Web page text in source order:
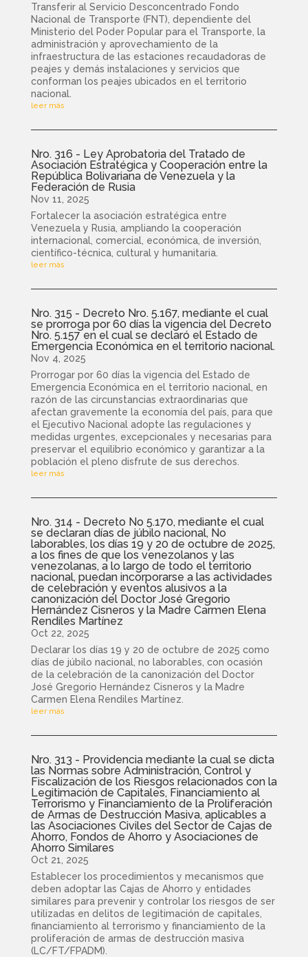
Transferir al Servicio Desconcentrado Fondo
Nacional de Transporte (FNT), dependiente del
Ministerio del Poder Popular para el Transporte, la
administración y aprovechamiento de la
infraestructura de las estaciones recaudadoras de
peajes y demás instalaciones y servicios que
conforman los peajes ubicados en el territorio
nacional.
leer más
Nro. 316 - Ley Aprobatoria del Tratado de
Asociación Estratégica y Cooperación entre la
República Bolivariana de Venezuela y la
Federación de Rusia
Nov 11, 2025
Fortalecer la asociación estratégica entre
Venezuela y Rusia, ampliando la cooperación
internacional, comercial, económica, de inversión,
científico-técnica, cultural y humanitaria.
leer más
Nro. 315 - Decreto Nro. 5.167, mediante el cual
se prorroga por 60 días la vigencia del Decreto
Nro. 5.157 en el cual se declaró el Estado de
Emergencia Económica en el territorio nacional.
Nov 4, 2025
Prorrogar por 60 días la vigencia del Estado de
Emergencia Económica en el territorio nacional, en
razón de las circunstancias extraordinarias que
afectan gravemente la economía del país, para que
el Ejecutivo Nacional adopte las regulaciones y
medidas urgentes, excepcionales y necesarias para
preservar el equilibrio económico y garantizar a la
población el pleno disfrute de sus derechos.
leer más
Nro. 314 - Decreto No 5.170, mediante el cual
se declaran días de júbilo nacional, No
laborables, los días 19 y 20 de octubre de 2025,
a los fines de que los venezolanos y las
venezolanas, a lo largo de todo el territorio
nacional, puedan incorporarse a las actividades
de celebración y eventos alusivos a la
canonización del Doctor José Gregorio
Hernández Cisneros y la Madre Carmen Elena
Rendiles Martínez
Oct 22, 2025
Declarar los días 19 y 20 de octubre de 2025 como
días de júbilo nacional, no laborables, con ocasión
de la celebración de la canonización del Doctor
José Gregorio Hernández Cisneros y la Madre
Carmen Elena Rendiles Martínez.
leer más
Nro. 313 - Providencia mediante la cual se dicta
las Normas sobre Administración, Control y
Fiscalización de los Riesgos relacionados con la
Legitimación de Capitales, Financiamiento al
Terrorismo y Financiamiento de la Proliferación
de Armas de Destrucción Masiva, aplicables a
las Asociaciones Civiles del Sector de Cajas de
Ahorro, Fondos de Ahorro y Asociaciones de
Ahorro Similares
Oct 21, 2025
Establecer los procedimientos y mecanismos que
deben adoptar las Cajas de Ahorro y entidades
similares para prevenir y controlar los riesgos de ser
utilizadas en delitos de legitimación de capitales,
financiamiento al terrorismo y financiamiento de la
proliferación de armas de destrucción masiva
(LC/FT/FPADM).